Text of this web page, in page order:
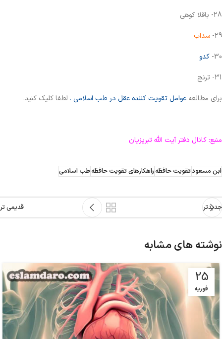
28- باقلا کوهی
29- سداب
30- کدو
31- ترنج
برای مطالعه عوامل تقویت کننده عقل در طب اسلامی . لطفا کلیک کنید.
منبع: کانال دفتر آیت الله تبریزیان
ابن مسعودتقویت حافظهراهکارهای تقویت حافظهطب اسلامی
جدیدتر قدیمی تر
نوشته های مشابه
25
فوریه